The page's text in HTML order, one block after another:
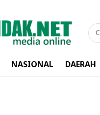
NASIONAL DAERAH